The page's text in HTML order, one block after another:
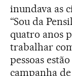
inundava as
“Sou da
quatro anos
trabalhar
pessoas
campanha